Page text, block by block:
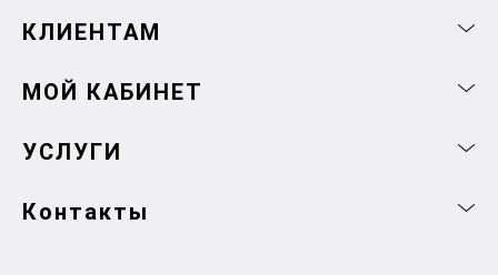
КЛИЕНТАМ
МОЙ КАБИНЕТ
УСЛУГИ
Контакты